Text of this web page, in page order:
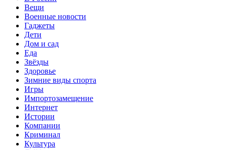
Вещи
Военные новости
Гаджеты
Дети
Дом и сад
Еда
Звёзды
Здоровье
Зимние виды спорта
Игры
Импортозамещение
Интернет
Истории
Компании
Криминал
Культура